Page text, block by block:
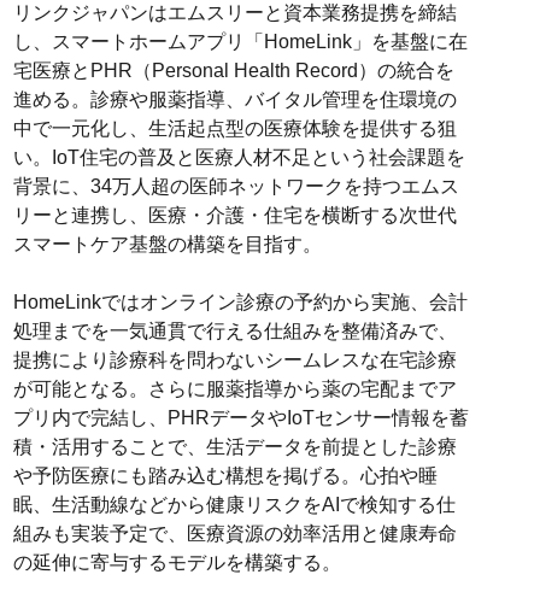
リンクジャパンはエムスリーと資本業務提携を締結
し、スマートホームアプリ「HomeLink」を基盤に在
宅医療とPHR（Personal Health Record）の統合を
進める。診療や服薬指導、バイタル管理を住環境の
中で一元化し、生活起点型の医療体験を提供する狙
い。IoT住宅の普及と医療人材不足という社会課題を
背景に、34万人超の医師ネットワークを持つエムス
リーと連携し、医療・介護・住宅を横断する次世代
スマートケア基盤の構築を目指す。
HomeLinkではオンライン診療の予約から実施、会計
処理までを一気通貫で行える仕組みを整備済みで、
提携により診療科を問わないシームレスな在宅診療
が可能となる。さらに服薬指導から薬の宅配までア
プリ内で完結し、PHRデータやIoTセンサー情報を蓄
積・活用することで、生活データを前提とした診療
や予防医療にも踏み込む構想を掲げる。心拍や睡
眠、生活動線などから健康リスクをAIで検知する仕
組みも実装予定で、医療資源の効率活用と健康寿命
の延伸に寄与するモデルを構築する。